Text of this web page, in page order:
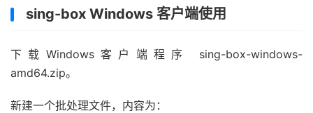
sing-box Windows 客户端使用
下载Windows客户端程序 sing-box-windows-
amd64.zip。
新建一个批处理文件，内容为：